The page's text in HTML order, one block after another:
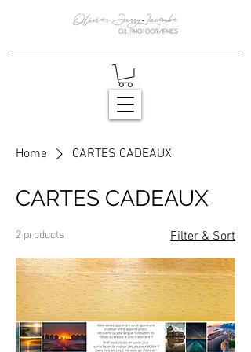
Home CARTES CADEAUX
CARTES CADEAUX
2 products Filter & Sort